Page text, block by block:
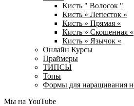
Кисть " Волосок "
Кисть » Лепесток «
Кисть » Прямая «
Кисть » Скошенная «
Кисть » Язычок «
Онлайн Курсы
Праймеры
ТИПСЫ
Топы
Формы для наращивания
Мы на YouTube